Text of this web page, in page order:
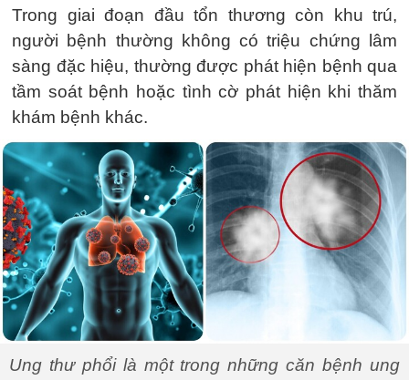
Trong giai đoạn đầu tổn thương còn khu trú,
người bệnh thường không có triệu chứng lâm
sàng đặc hiệu, thường được phát hiện bệnh qua
tầm soát bệnh hoặc tình cờ phát hiện khi thăm
khám bệnh khác.
Ung thư phổi là một trong những căn bệnh ung